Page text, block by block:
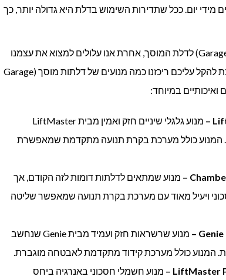
יום. ככל שתדירות השימוש בדלת היא גדולה יותר, כך
חשוב להתאים את סוג המנוע (Garage Door Opener) לדלת המוסך, אחרת אנו עלולים למצוא את עצמנו
עם בעיות ותקלות אשר חוזרות על עצמן. על מנת להקל עליכם ריכזנו כמה מנועים של דלתות מוסך (Garage
מנוע גלגלי שיניים חזק ואמין מבית LiftMaster
לדלתות בגודל של עד 10 מטר. המנוע כולל מערכת בקרת תנועה מתקדמת שמאפשרת
מנוע שמתאים לדלתות דומות לזה הקודם, אך
ויעיל מאוד עם מערכת בקרת תנועה שמאפשר שליטה
מנוע שרשראות חזק ועמיד מבית Genie שנחשב
המנוע כולל מערכת קידוד מתקדמת לאבטחה מוגברת.
מנוע חשמלי חסכוני באנרגיה ביחס